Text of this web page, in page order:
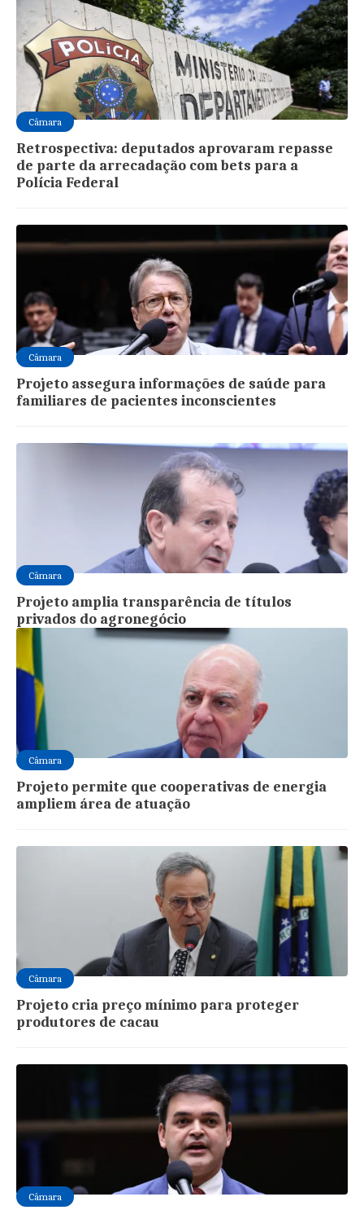
Câmara
Retrospectiva: deputados aprovaram repasse
de parte da arrecadação com bets para a
Polícia Federal
Câmara
Projeto assegura informações de saúde para
familiares de pacientes inconscientes
Câmara
Projeto amplia transparência de títulos
privados do agronegócio
Câmara
Projeto permite que cooperativas de energia
ampliem área de atuação
Câmara
Projeto cria preço mínimo para proteger
produtores de cacau
Câmara